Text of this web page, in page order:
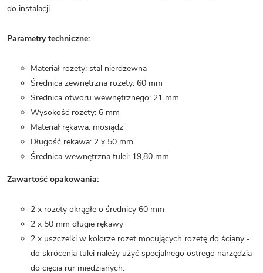
do instalacji.
Parametry techniczne:
Materiał rozety: stal nierdzewna
Średnica zewnętrzna rozety: 60 mm
Średnica otworu wewnętrznego: 21 mm
Wysokość rozety: 6 mm
Materiał rękawa: mosiądz
Długość rękawa: 2 x 50 mm
Średnica wewnętrzna tulei: 19,80 mm
Zawartość opakowania:
2 x rozety okrągłe o średnicy 60 mm
2 x 50 mm długie rękawy
2 x uszczelki w kolorze rozet mocujących rozetę do ściany -
do skrócenia tulei należy użyć specjalnego ostrego narzędzia
do cięcia rur miedzianych.